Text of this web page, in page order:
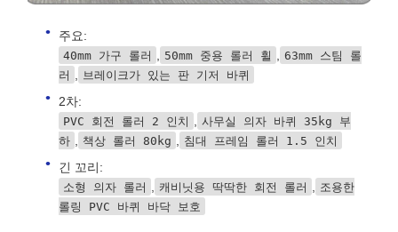
주요:
40mm 가구 롤러 50mm 중용 롤러 휠
63mm 스팀 롤
러
브레이크가 있는 판 기저 바퀴
2차:
PVC 회전 롤러 2 인치
사무실 의자 바퀴 35kg 부
하
책상 롤러 80kg 침대 프레임 롤러 1.5 인치
긴 꼬리:
소형 의자 롤러 캐비닛용 딱딱한 회전 롤러
조용한
롤링 PVC 바퀴 바닥 보호